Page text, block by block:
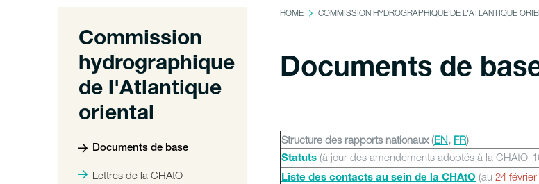
Commission
hydrographique
de l'Atlantique
oriental
Documents de base
Lettres de la CHAtO
HOME COMMISSION HYDROGRAPHIQUE DE L'ATLANTIQUE
Documents de
Structure des rapports nationaux (EN, FR)
Statuts (à jour des amendements adoptés à la CHAtO-
Liste des contacts au sein de la CHAtO (au 24